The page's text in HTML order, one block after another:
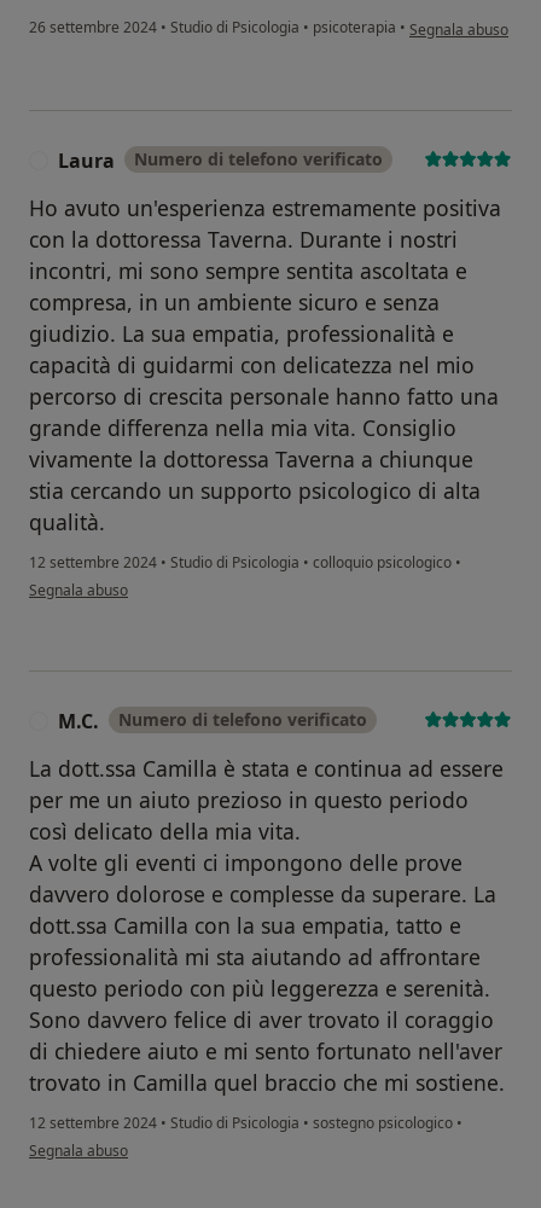
26 settembre 2024 • Studio di Psicologia • psicoterapia • secondo l'opinione
Segnala abuso
Laura Numero di telefono verificato
Ho avuto un'esperienza estremamente positiva
con la dottoressa Taverna. Durante i nostri
incontri, mi sono sempre sentita ascoltata e
compresa, in un ambiente sicuro e senza
giudizio. La sua empatia, professionalità e
capacità di guidarmi con delicatezza nel mio
percorso di crescita personale hanno fatto una
grande differenza nella mia vita. Consiglio
vivamente la dottoressa Taverna a chiunque
stia cercando un supporto psicologico di alta
qualità.
12 settembre 2024 • Studio di Psicologia • colloquio psicologico •
secondo l'opinione dell'utente Laura
Segnala abuso
M.C. Numero di telefono verificato
La dott.ssa Camilla è stata e continua ad essere
per me un aiuto prezioso in questo periodo
così delicato della mia vita.
A volte gli eventi ci impongono delle prove
davvero dolorose e complesse da superare. La
dott.ssa Camilla con la sua empatia, tatto e
professionalità mi sta aiutando ad affrontare
questo periodo con più leggerezza e serenità.
Sono davvero felice di aver trovato il coraggio
di chiedere aiuto e mi sento fortunato nell'aver
trovato in Camilla quel braccio che mi sostiene.
12 settembre 2024 • Studio di Psicologia • sostegno psicologico •
secondo l'opinione dell'utente M.C.
Segnala abuso